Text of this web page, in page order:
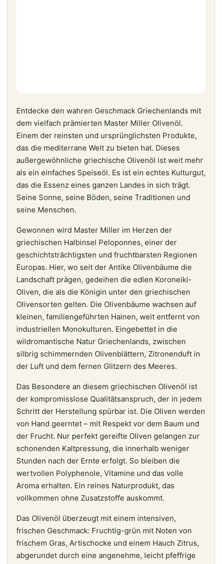
Entdecke den wahren Geschmack Griechenlands mit
dem vielfach prämierten Master Miller Olivenöl.
Einem der reinsten und ursprünglichsten Produkte,
das die mediterrane Welt zu bieten hat. Dieses
außergewöhnliche griechische Olivenöl ist weit mehr
als ein einfaches Speiseöl. Es ist ein echtes Kulturgut,
das die Essenz eines ganzen Landes in sich trägt.
Seine Sonne, seine Böden, seine Traditionen und
seine Menschen.
Gewonnen wird Master Miller im Herzen der
griechischen Halbinsel Peloponnes, einer der
geschichtsträchtigsten und fruchtbarsten Regionen
Europas. Hier, wo seit der Antike Olivenbäume die
Landschaft prägen, gedeihen die edlen Koroneiki-
Oliven, die als die Königin unter den griechischen
Olivensorten gelten. Die Olivenbäume wachsen auf
kleinen, familiengeführten Hainen, weit entfernt von
industriellen Monokulturen. Eingebettet in die
wildromantische Natur Griechenlands, zwischen
silbrig schimmernden Olivenblättern, Zitronenduft in
der Luft und dem fernen Glitzern des Meeres.
Das Besondere an diesem griechischen Olivenöl ist
der kompromisslose Qualitätsanspruch, der in jedem
Schritt der Herstellung spürbar ist. Die Oliven werden
von Hand geerntet – mit Respekt vor dem Baum und
der Frucht. Nur perfekt gereifte Oliven gelangen zur
schonenden Kaltpressung, die innerhalb weniger
Stunden nach der Ernte erfolgt. So bleiben die
wertvollen Polyphenole, Vitamine und das volle
Aroma erhalten. Ein reines Naturprodukt, das
vollkommen ohne Zusatzstoffe auskommt.
Das Olivenöl überzeugt mit einem intensiven,
frischen Geschmack: Fruchtig-grün mit Noten von
frischem Gras, Artischocke und einem Hauch Zitrus,
abgerundet durch eine angenehme, leicht pfeffrige